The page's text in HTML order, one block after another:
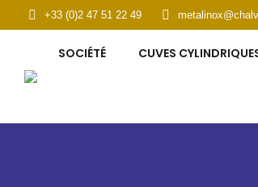
+33 (0)2 47 51 22 49
SOCIÉTÉ CUVES